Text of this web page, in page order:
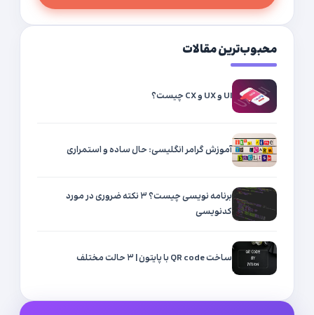
محبوب‌ترین مقالات
UI و UX و CX چیست؟
آموزش گرامر انگلیسی: حال ساده و استمراری
برنامه نویسی چیست؟ ۳ نکته ضروری در مورد
کدنویسی
ساخت QR code با پایتون | ۳ حالت مختلف